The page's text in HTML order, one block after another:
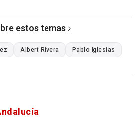
estos temas
Albert Rivera Pablo Iglesias